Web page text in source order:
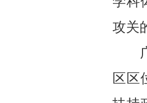
攻关
区区